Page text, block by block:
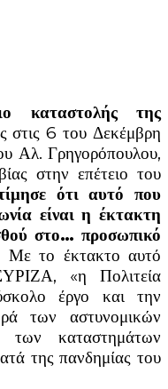
καταστολής της
στις 6 του Δεκέμβρη
Αλ. Γρηγορόπουλου,
στην επέτειο του
ότι αυτό που
είναι η έκτακτη
στο… προσωπικό
Με το έκτακτο αυτό
«η Πολιτεία
έργο και την
των αστυνομικών
καταστημάτων
της πανδημίας του